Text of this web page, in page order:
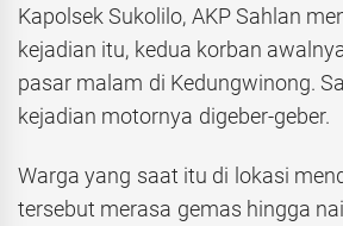
Kapolsek Sukolilo, AKP Sahlan
kejadian itu, kedua korban
pasar malam di Kedungwinong.
kejadian motornya digeber-geber.
Warga yang saat itu di lokasi
tersebut merasa gemas hingga